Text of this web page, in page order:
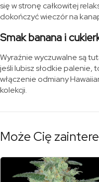
się w stronę całkowitej
dokończyć wieczór na
Smak banana i
Wyraźnie wyczuwalne są
jeśli lubisz słodkie palenie,
włączenie odmiany
kolekcji.
Może Cię